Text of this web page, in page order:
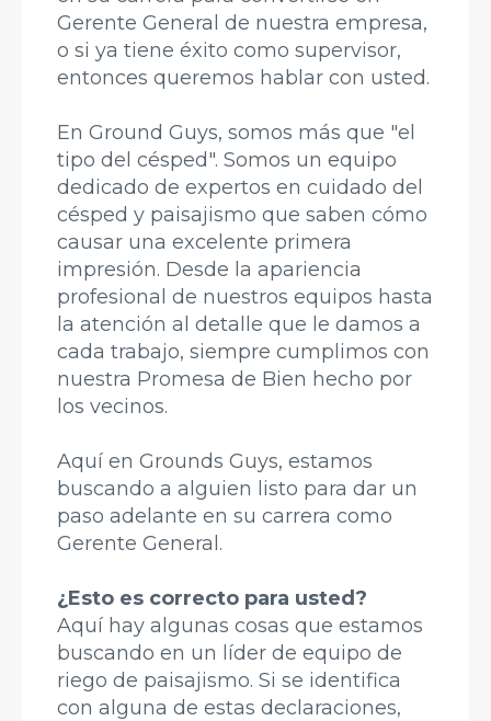
Gerente General de nuestra empresa,
o si ya tiene éxito como supervisor,
entonces queremos hablar con usted.
En Ground Guys, somos más que "el
tipo del césped". Somos un equipo
dedicado de expertos en cuidado del
césped y paisajismo que saben cómo
causar una excelente primera
impresión. Desde la apariencia
profesional de nuestros equipos hasta
la atención al detalle que le damos a
cada trabajo, siempre cumplimos con
nuestra Promesa de Bien hecho por
los vecinos.
Aquí en Grounds Guys, estamos
buscando a alguien listo para dar un
paso adelante en su carrera como
Gerente General.
¿Esto es correcto para usted?
Aquí hay algunas cosas que estamos
buscando en un líder de equipo de
riego de paisajismo. Si se identifica
con alguna de estas declaraciones,